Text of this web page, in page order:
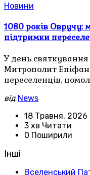
Новини
1080 років Овручу:
підтримки
У день
Митрополит
переселенців,
від News
18 Травня, 2026
3 хв Читати
0 Поширили
Інші
Вселенський